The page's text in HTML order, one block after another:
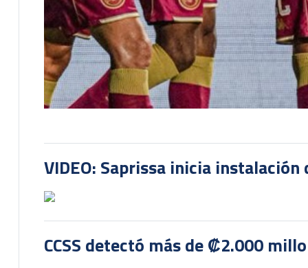
VIDEO: Saprissa inicia
CCSS detectó más de ₡2.000